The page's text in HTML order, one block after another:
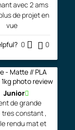
avec 2 ams
de projet en
vue
0 0
Junior
de grande
rendu mat et